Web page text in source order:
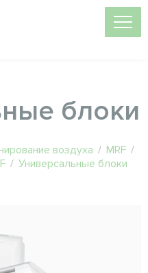
блоки
воздуха / MRF /
/ Универсальные блоки